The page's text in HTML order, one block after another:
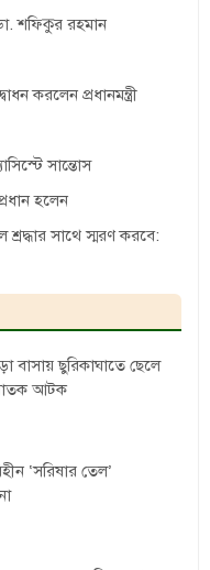
শফিকুর রহমান
করলেন প্রধানমন্ত্রী
সান্তোস
হলেন
সাথে স্মরণ করবে:
বাসায় ছুরিকাঘাতে ছেলে
আটক
‘সরিষার তেল’